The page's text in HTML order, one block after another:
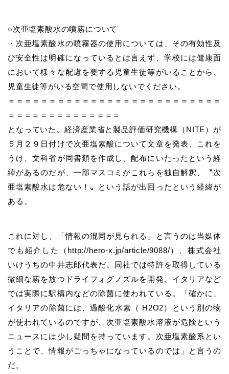
○次亜塩素酸水の噴霧について
・次亜塩素酸水の噴霧器の使用については、その有効性及
び安全性は明確になっているとは言えず、学校には健康面
において様々な配慮を要する児童生徒等がいることから、
児童生徒等がいる空間で使用しないでください。
＝＝＝＝＝＝＝＝＝＝＝＝＝＝＝＝＝＝＝＝＝＝＝＝＝＝
＝＝＝＝＝＝＝＝＝＝＝＝＝＝
となっていた。経済産業省と製品評価研究機構（NITE）が
５月２９日付けで次亜塩素酸について文章を発表、これを
うけ、文科省が同書類を作成し、配布にいたったという経
緯があるのだが、一部マスコミがこれらを独自解釈、〝次
亜塩素酸水は危ない！〟という話が出回ったという経緯が
ある。
これに対し、「情報の混同が見られる」と言うのは当媒体
でも紹介した（http://hero-x.jp/article/9088/）、株式会社
いけうちの中井志郎代表だ。同社では特許を取得している
微細な霧を放つドライフォグノズルを開発、イタリアなど
では実際に駅構内などの除菌に使われている。「確かに、
イタリアの除菌には、過酸化水素（ H2O2）という別の物
が使われているのですが、次亜塩素酸水溶液が危険という
ニュースには少し疑問を持っています。次亜塩素酸系とい
うことで、情報がごっちゃになっているのでは」と言うの
だ。